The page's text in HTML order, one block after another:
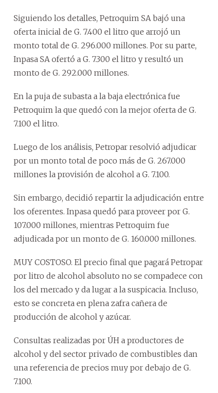
Siguiendo los detalles, Petroquim SA bajó una
oferta inicial de G. 7.400 el litro que arrojó un
monto total de G. 296.000 millones. Por su parte,
Inpasa SA ofertó a G. 7.300 el litro y resultó un
monto de G. 292.000 millones.
En la puja de subasta a la baja electrónica fue
Petroquim la que quedó con la mejor oferta de G.
7.100 el litro.
Luego de los análisis, Petropar resolvió adjudicar
por un monto total de poco más de G. 267.000
millones la provisión de alcohol a G. 7.100.
Sin embargo, decidió repartir la adjudicación entre
los oferentes. Inpasa quedó para proveer por G.
107.000 millones, mientras Petroquim fue
adjudicada por un monto de G. 160.000 millones.
MUY COSTOSO. El precio final que pagará Petropar
por litro de alcohol absoluto no se compadece con
los del mercado y da lugar a la suspicacia. Incluso,
esto se concreta en plena zafra cañera de
producción de alcohol y azúcar.
Consultas realizadas por ÚH a productores de
alcohol y del sector privado de combustibles dan
una referencia de precios muy por debajo de G.
7.100.